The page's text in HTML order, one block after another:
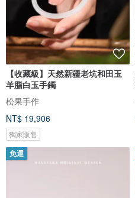
【收藏級】天然新疆老坑和田玉
羊脂白玉手鐲
松果手作
NT$ 19,906
獨家販售
免運